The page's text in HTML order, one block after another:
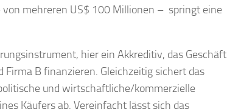
mehreren US$ 100 Millionen – springt eine
hier ein Akkreditiv, das Geschäft
Firma B finanzieren. Gleichzeitig sichert das
und wirtschaftliche/kommerzielle
Käufers ab. Vereinfacht lässt sich das